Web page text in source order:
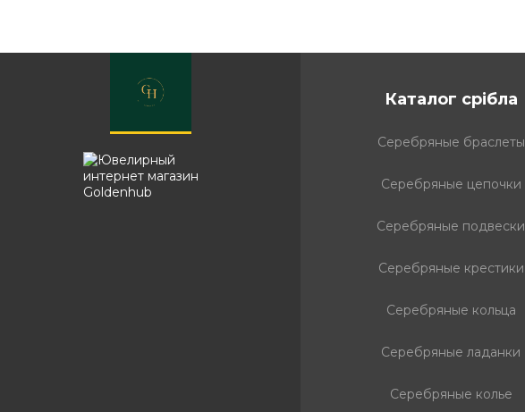
Каталог срібла
Серебряные браслеты
Серебряные цепочки
Серебряные подвески
Серебряные крестики
Серебряные кольца
Серебряные ладанки
Серебряные колье